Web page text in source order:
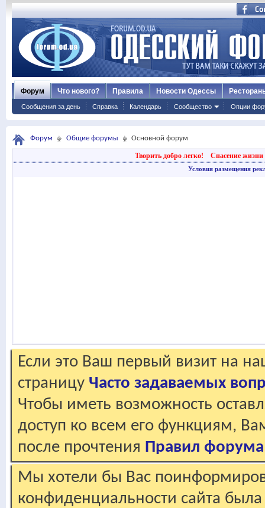
Форум
Сообщения за день Справка Календарь Сообщество Опции
Что нового? Правила Новости Одессы
Форум Общие форумы Основной форум
Творить добро легко! Спасение жизни
Условия размещения
Если это Ваш первый визит на
страницу Часто задаваемых
Чтобы иметь возможность
доступ ко всем его функциям,
после прочтения Правил форума
Мы хотели бы Вас
конфиденциальности сайта